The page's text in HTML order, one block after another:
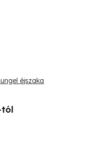
éjszaka
tól